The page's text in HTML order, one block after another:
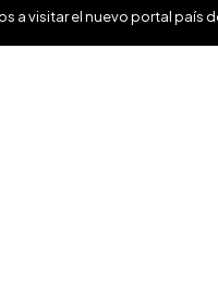
a visitar el nuevo portal